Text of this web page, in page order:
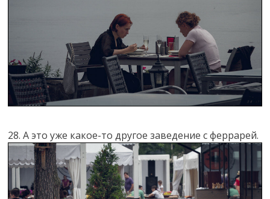
28. А это уже какое-то другое заведение с феррарей.